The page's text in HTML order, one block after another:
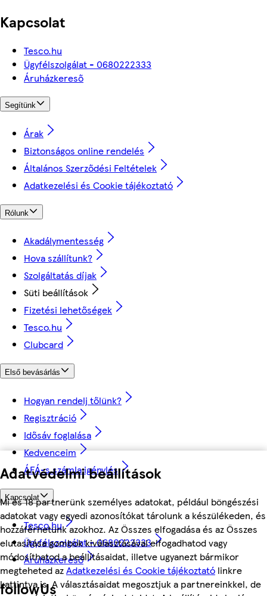
Adatvédelmi beállítások
Mi és 18 partnerünk személyes adatokat, például böngészési
adatokat vagy egyedi azonosítókat tárolunk a készülékeden, és
hozzáférhetünk azokhoz. Az Összes elfogadása és az Összes
elutasítása gombok kiválasztásával elfogadhatod vagy
módosíthatod a beállításaidat, illetve ugyanezt bármikor
megteheted azAdatkezelési és Cookie tájékoztató linkre
kattintva is. A választásaidat megosztjuk a partnereinkkel, de
Kapcsolat
Tesco.hu
Ügyfélszolgálat - 0680222333
Áruházkereső
Segítünk
Árak
Biztonságos online rendelés
Általános Szerződési Feltételek
Adatkezelési és Cookie tájékoztató
Rólunk
Akadálymentesség
Hova szállítunk?
Szolgáltatás díjak
Süti beállítások
Fizetési lehetőségek
Tesco.hu
Clubcard
Első bevásárlás
Hogyan rendelj tőlünk?
Regisztráció
Idősáv foglalása
Kedvenceim
ÁFÁ-s számla igénylés
Kapcsolat
Tesco.hu
Ügyfélszolgálat - 0680222333
Áruházkereső
followUs